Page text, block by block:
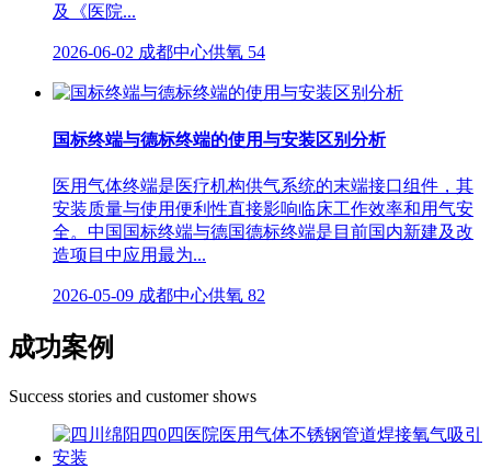
及《医院...
2026-06-02 成都中心供氧 54
国标终端与德标终端的使用与安装区别分析
医用气体终端是医疗机构供气系统的末端接口组件，其
安装质量与使用便利性直接影响临床工作效率和用气安
全。中国国标终端与德国德标终端是目前国内新建及改
造项目中应用最为...
2026-05-09 成都中心供氧 82
成功案例
Success stories and customer shows